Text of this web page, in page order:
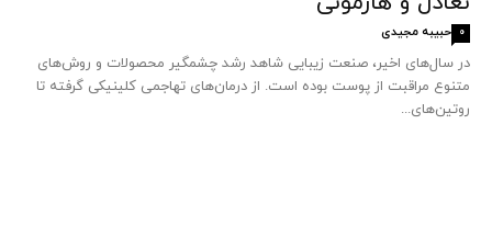
حبیبه مجیدی 0
در سال‌های اخیر، صنعت زیبایی شاهد رشد چشمگیر محصولات و روش‌های
متنوع مراقبت از پوست بوده است. از درمان‌های تهاجمی کلینیکی گرفته تا
روتین‌های...